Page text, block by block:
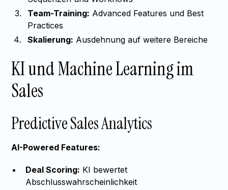
Team-Training: Advanced Features und Best
Practices
Skalierung: Ausdehnung auf weitere Bereiche
KI und Machine Learning im
Sales
Predictive Sales Analytics
AI-Powered Features:
Deal Scoring: KI bewertet
Abschlusswahrscheinlichkeit